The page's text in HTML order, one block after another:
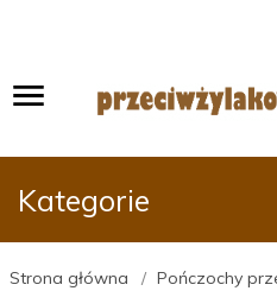
Kategorie
Strona główna Pończochy